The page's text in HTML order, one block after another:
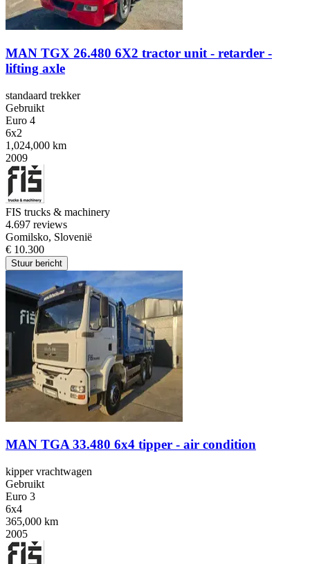
MAN TGX 26.480 6X2 tractor unit - retarder -
lifting axle
standaard trekker
Gebruikt
Euro 4
6x2
1,024,000 km
2009
FIS trucks & machinery
4.697 reviews
Gomilsko, Slovenië
€ 10.300
Stuur bericht
MAN TGA 33.480 6x4 tipper - air condition
kipper vrachtwagen
Gebruikt
Euro 3
6x4
365,000 km
2005